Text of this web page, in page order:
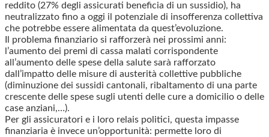
reddito (27% degli assicurati beneficia di un sussidio), ha
neutralizzato fino a oggi il potenziale di insofferenza collettiva
che potrebbe essere alimentata da quest’evoluzione.
Il problema finanziario si rafforzerà nei prossimi anni:
l’aumento dei premi di cassa malati corrispondente
all’aumento delle spese della salute sarà rafforzato
dall’impatto delle misure di austerità collettive pubbliche
(diminuzione dei sussidi cantonali, ribaltamento di una parte
crescente delle spese sugli utenti delle cure a domicilio o delle
case anziani,…).
Per gli assicuratori e i loro relais politici, questa impasse
finanziaria è invece un’opportunità: permette loro di